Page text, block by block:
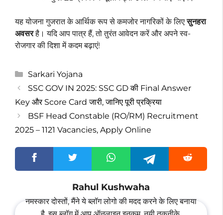
यह योजना गुजरात के आर्थिक रूप से कमजोर नागरिकों के लिएसुनहरा
अवसरहै। यदि आप पात्र हैं, तो तुरंत आवेदन करें और अपने स्व-
रोजगार की दिशा में कदम बढ़ाएं!
Categories
Sarkari Yojana
SSC GOV IN 2025: SSC GD की Final Answer
Key और Score Card जारी, जानिए पूरी प्रक्रिया
BSF Head Constable (RO/RM) Recruitment
2025 – 1121 Vacancies, Apply Online
Rahul Kushwaha
नमस्कार दोस्तों, मैंने ये ब्लॉग लोगो की मदद करने के लिए बनाया